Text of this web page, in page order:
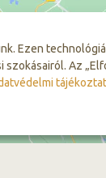
Ezen
Az